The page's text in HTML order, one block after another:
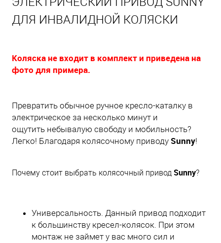
ДЛЯ ИНВАЛИДНОЙ КОЛЯСКИ
Коляска не входит в комплект и приведена на
фото для примера.
Превратить обычное ручное кресло-каталку в
электрическое за несколько минут и
ощутить небывалую свободу и мобильность?
Легко! Благодаря колясочному приводу Sunny!
Почему стоит выбрать колясочный привод Sunny?
Универсальность. Данный привод подходит
к большинству кресел-колясок. При этом
монтаж не займет у вас много сил и